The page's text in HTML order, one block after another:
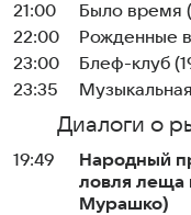
21:00
Было время
22:00
Рожденные
23:00
Блеф-клуб
23:35
Диалоги о
19:49
Народный
ловля леща
Мурашко)